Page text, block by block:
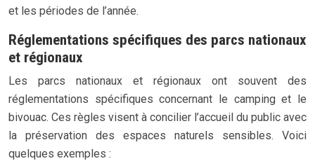
et les périodes de l’année.
Réglementations spécifiques des parcs nationaux
et régionaux
Les parcs nationaux et régionaux ont souvent des
réglementations spécifiques concernant le camping et le
bivouac. Ces règles visent à concilier l’accueil du public avec
la préservation des espaces naturels sensibles. Voici
quelques exemples :